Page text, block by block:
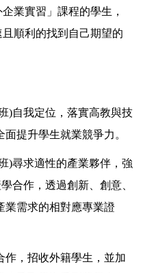
業實習」課程的學生，
順利的找到自己期望的
)自我定位，落實高教與技
提升學生就業競爭力。
)尋求適性的產業夥伴，強
合作，透過創新、創意、
業需求的相對應專業證
作，招收外籍學生，並加